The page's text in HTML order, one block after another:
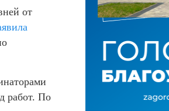
от
работ. По